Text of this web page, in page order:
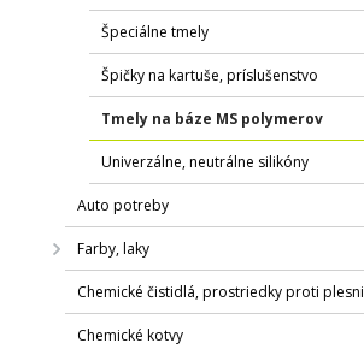
Špeciálne tmely
Špičky na kartuše, príslušenstvo
Tmely na báze MS polymerov
Univerzálne, neutrálne silikóny
Auto potreby
Farby, laky
Chemické čistidlá, prostriedky proti plesni
Chemické kotvy